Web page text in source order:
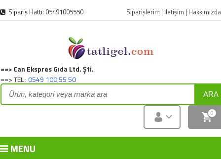
Sipariş Hattı: 05491005550 Siparişlerim | İletişim | Hakkımızda
Can Ekspres Gıda Ltd. Şti.
TEL :0549 100 55 50
ARA
0
MENU